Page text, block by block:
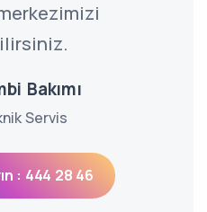
Bakımı
Servis
: 444 28 46